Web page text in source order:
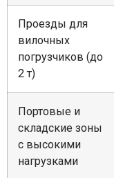
Проезды для
вилочных
погрузчиков (до
2 т)
Портовые и
складские зоны
с высокими
нагрузками